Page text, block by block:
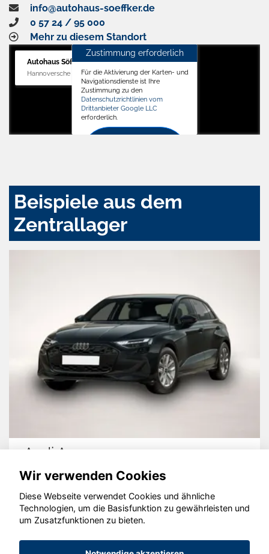
info@autohaus-soeffker.de
0 57 24 / 95 000
Mehr zu diesem Standort
Autohaus Söffker GmbH
Hannoversche Str. 34, 31688 Nienstädt
Zustimmung erforderlich
Für die Aktivierung der Karten- und
Navigationsdienste ist Ihre
Zustimmung zu den
Datenschutzrichtlinien vom
Drittanbieter Google LLC
erforderlich.
Beispiele aus dem
Zentrallager
Audi A3
© konjunkturmotor.de GmbH 2020 - 2026
Wir verwenden Cookies
Diese Webseite verwendet Cookies und ähnliche
Technologien, um die Basisfunktion zu gewährleisten und
um Zusatzfunktionen zu bieten.